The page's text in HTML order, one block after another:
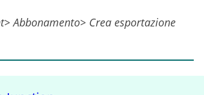
Abbonamento> Crea esportazione